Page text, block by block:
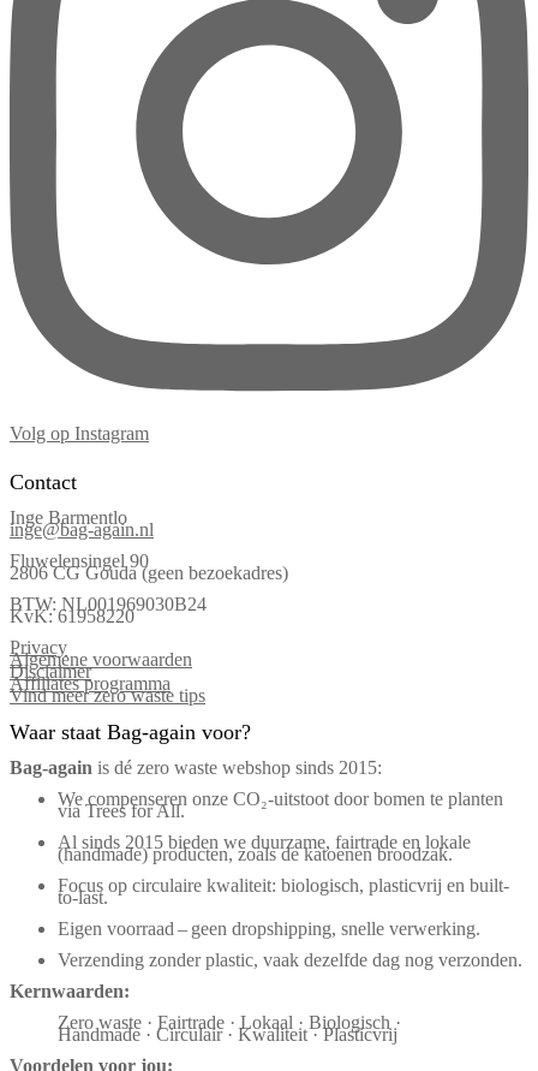
Volg op Instagram
Contact
Inge Barmentlo
inge@bag-again.nl
Fluwelensingel 90
2806 CG Gouda (geen bezoekadres)
BTW: NL001969030B24
KvK: 61958220
Privacy
Algemene voorwaarden
Disclaimer
Affiliates programma
Vind meer zero waste tips
Waar staat Bag-again voor?
Bag‑again is dé zero waste webshop sinds 2015:
We compenseren onze CO₂-uitstoot door bomen te planten
via Trees for All.
Al sinds 2015 bieden we duurzame, fairtrade en lokale
(handmade) producten, zoals de katoenen broodzak.
Focus op circulaire kwaliteit: biologisch, plasticvrij en built-
to-last.
Eigen voorraad – geen dropshipping, snelle verwerking.
Verzending zonder plastic, vaak dezelfde dag nog verzonden.
Kernwaarden:
Zero waste · Fairtrade · Lokaal · Biologisch ·
Handmade · Circulair · Kwaliteit · Plasticvrij
Voordelen voor jou: